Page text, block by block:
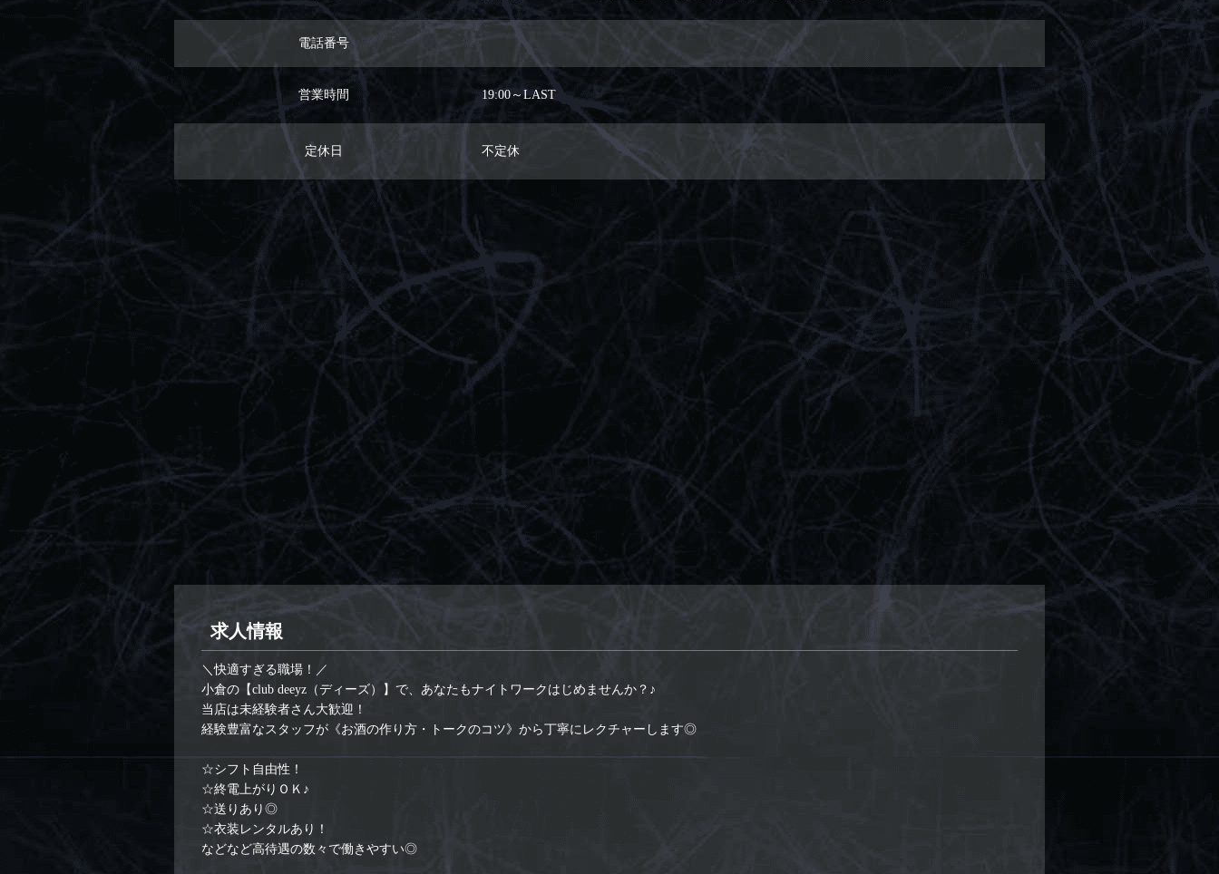
電話番号
営業時間 19:00～LAST
定休日 不定休
求人情報
＼快適すぎる職場！／
小倉の【club deeyz（ディーズ）】で、あなたもナイトワークはじめませんか？♪
当店は未経験者さん大歓迎！
経験豊富なスタッフが《お酒の作り方・トークのコツ》から丁寧にレクチャーします◎
☆シフト自由性！
☆終電上がりＯＫ♪
☆送りあり◎
☆衣装レンタルあり！
などなど高待遇の数々で働きやすい◎